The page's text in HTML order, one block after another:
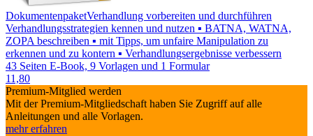
DokumentenpaketVerhandlung vorbereiten und durchführen
Verhandlungsstrategien kennen und nutzen ▪ BATNA, WATNA,
ZOPA beschreiben ▪ mit Tipps, um unfaire Manipulation zu
erkennen und zu kontern ▪ Verhandlungsergebnisse verbessern
43 Seiten E-Book, 9 Vorlagen und 1 Formular
11,80
Premium-Mitglied werden
Mit der Premium-Mitgliedschaft haben Sie Zugriff auf alle
Anleitungen und alle Vorlagen.
mehr erfahren